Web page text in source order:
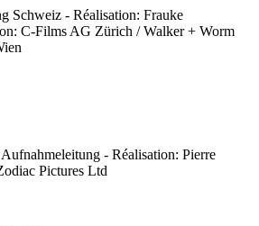
Schweiz - Réalisation: Frauke
C-Films AG Zürich / Walker + Worm
- Réalisation: Pierre
Pictures Ltd